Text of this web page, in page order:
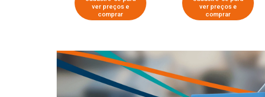
ver preços e
comprar
ver preços e
comprar